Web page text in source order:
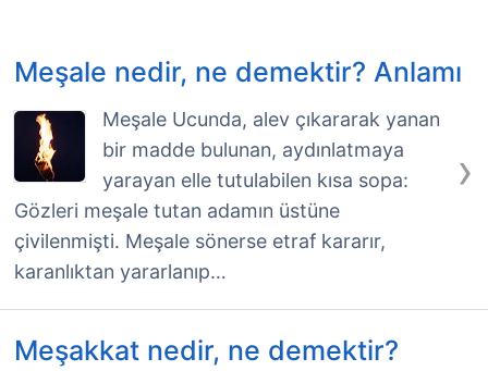
Meşale nedir, ne demektir? Anlamı
›
Meşale Ucunda, alev çıkararak yanan
bir madde bulunan, aydınlatmaya
yarayan elle tutulabilen kısa sopa:
Gözleri meşale tutan adamın üstüne
çivilenmişti. Meşale sönerse etraf kararır,
karanlıktan yararlanıp…
Meşakkat nedir, ne demektir?